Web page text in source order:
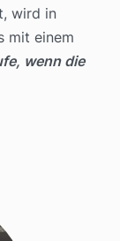
wird in
mit einem
wenn die